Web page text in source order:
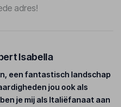
adres!
Isabella
een fantastisch landschap
jou ook als
je mij als Italiëfanaat aan